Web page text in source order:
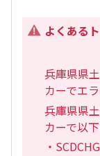
よくある
兵庫県県
カーでエ
兵庫県県
カーで以
・